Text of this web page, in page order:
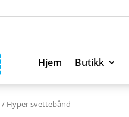
Hjem Butikk
Hjem Butikk
/ Hyper svettebånd